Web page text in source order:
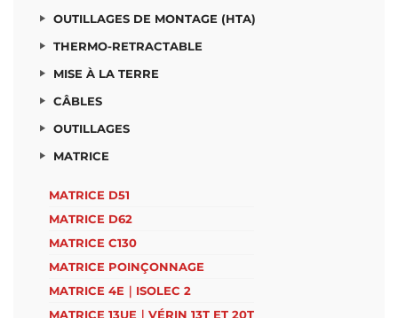
OUTILLAGES DE MONTAGE (HTA)
THERMO-RETRACTABLE
MISE À LA TERRE
CÂBLES
OUTILLAGES
MATRICE
MATRICE D51
MATRICE D62
MATRICE C130
MATRICE POINÇONNAGE
MATRICE 4E｜ISOLEC 2
MATRICE 13UE｜VÉRIN 13T ET 20T